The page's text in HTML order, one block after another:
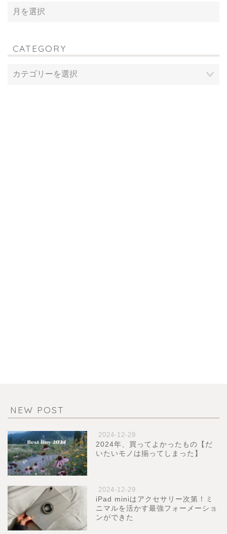
CATEGORY
NEW POST
2024-12-29
2024年、買ってよかったもの【だ
いたいモノは揃ってしまった】
2024-12-29
iPad miniはアクセサリー次第！ミ
ニマルを活かす最強フォーメーショ
ンができた